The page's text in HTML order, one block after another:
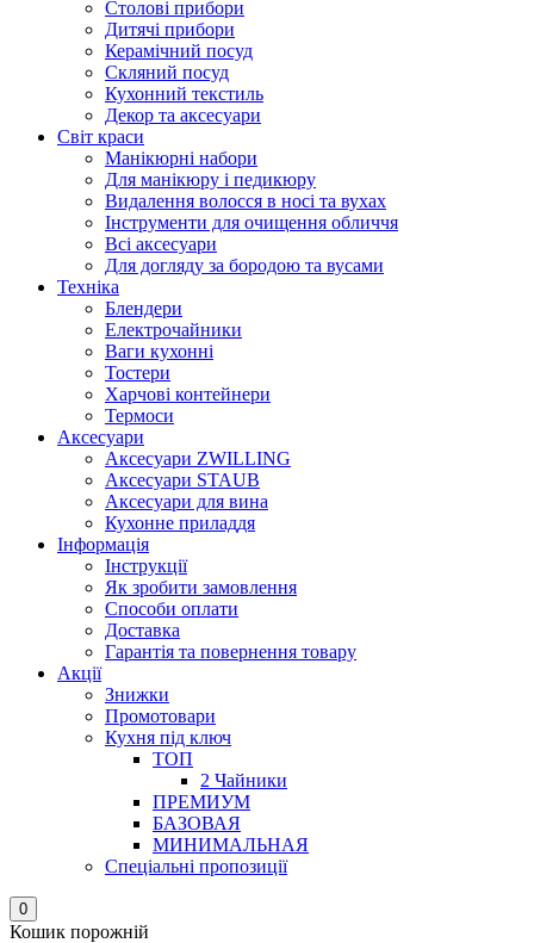
Столові прибори
Дитячі прибори
Керамічний посуд
Скляний посуд
Кухонний текстиль
Декор та аксесуари
Світ краси
Манікюрні набори
Для манікюру і педикюру
Видалення волосся в носі та вухах
Інструменти для очищення обличчя
Всі аксесуари
Для догляду за бородою та вусами
Техніка
Блендери
Електрочайники
Ваги кухонні
Тостери
Харчові контейнери
Термоси
Аксесуари
Аксесуари ZWILLING
Аксесуари STAUB
Аксесуари для вина
Кухонне приладдя
Інформація
Інструкції
Як зробити замовлення
Способи оплати
Доставка
Гарантія та повернення товару
Акції
Знижки
Промотовари
Кухня під ключ
ТОП
2 Чайники
ПРЕМИУМ
БАЗОВАЯ
МИНИМАЛЬНАЯ
Спеціальні пропозиції
0
Кошик порожній